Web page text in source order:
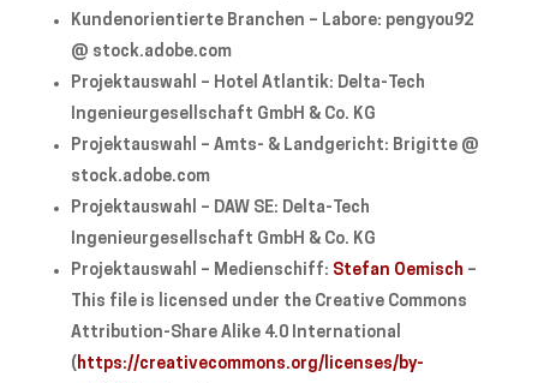
Kundenorientierte Branchen – Labore: pengyou92
@ stock.adobe.com
Projektauswahl – Hotel Atlantik: Delta-Tech
Ingenieurgesellschaft GmbH & Co. KG
Projektauswahl – Amts- & Landgericht: Brigitte @
stock.adobe.com
Projektauswahl – DAW SE: Delta-Tech
Ingenieurgesellschaft GmbH & Co. KG
Projektauswahl – Medienschiff: Stefan Oemisch –
This file is licensed under the Creative Commons
Attribution-Share Alike 4.0 International
(https://creativecommons.org/licenses/by-